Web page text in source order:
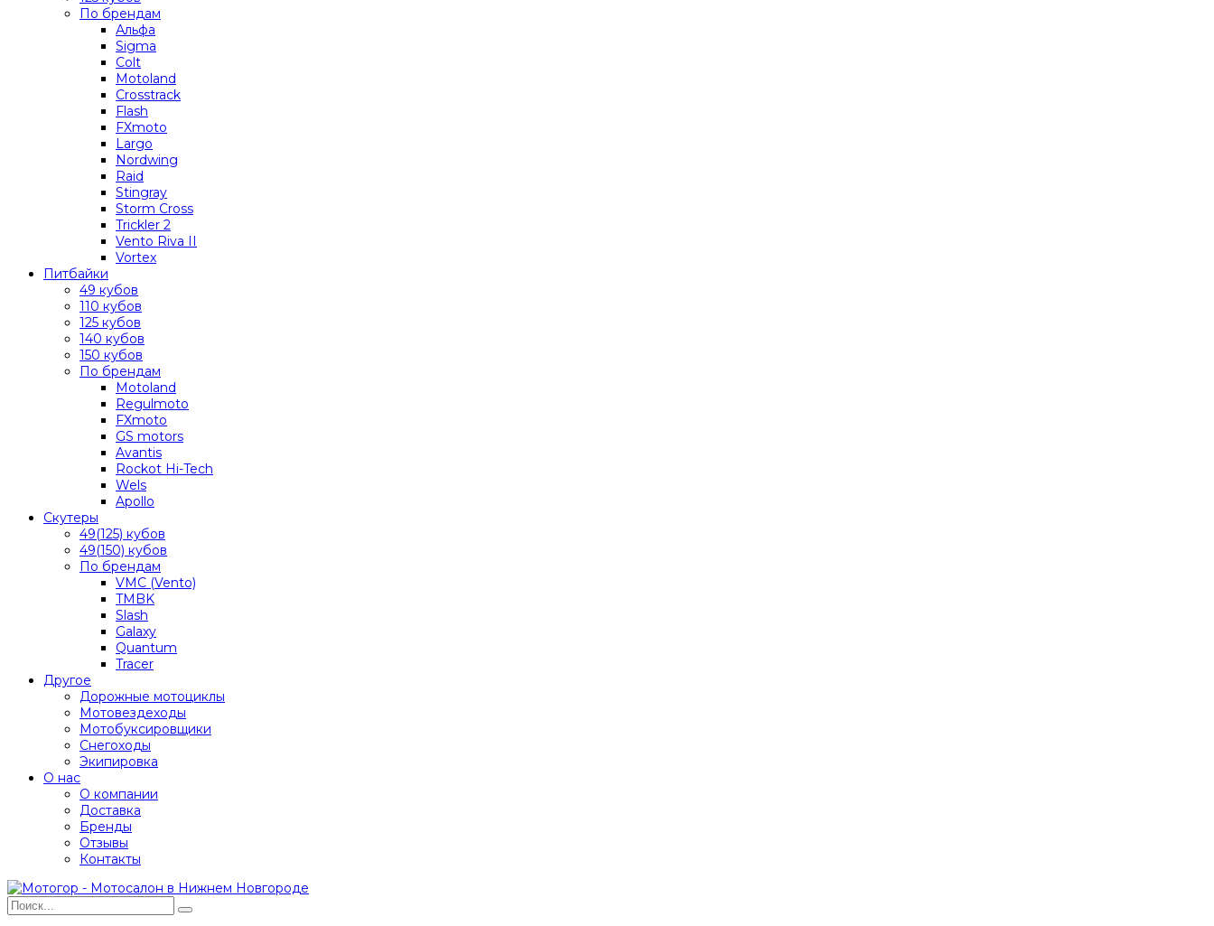
По брендам
Альфа
Sigma
Colt
Motoland
Crosstrack
Flash
FXmoto
Largo
Nordwing
Raid
Stingray
Storm Cross
Trickler 2
Vento Riva II
Vortex
Питбайки
49 кубов
110 кубов
125 кубов
140 кубов
150 кубов
По брендам
Motoland
Regulmoto
FXmoto
GS motors
Avantis
Rockot Hi-Tech
Wels
Apollo
Скутеры
49(125) кубов
49(150) кубов
По брендам
VMC (Vento)
TMBK
Slash
Galaxy
Quantum
Tracer
Другое
Дорожные мотоциклы
Мотовездеходы
Мотобуксировщики
Снегоходы
Экипировка
О нас
О компании
Доставка
Бренды
Отзывы
Контакты